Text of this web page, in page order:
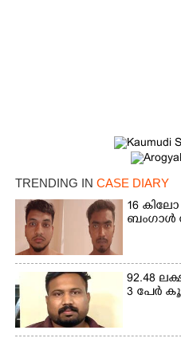
TRENDING IN CASE DIARY
16
ബംഗാൾ
92.48
3 പേർ